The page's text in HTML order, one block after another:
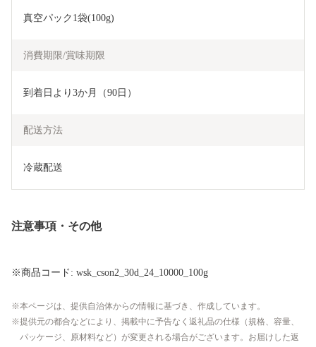
真空パック1袋(100g)
消費期限/賞味期限
到着日より3か月（90日）
配送方法
冷蔵配送
注意事項・その他
※商品コード: wsk_cson2_30d_24_10000_100g
本ページは、提供自治体からの情報に基づき、作成しています。
提供元の都合などにより、掲載中に予告なく返礼品の仕様（規格、容量、
パッケージ、原材料など）が変更される場合がございます。お届けした返